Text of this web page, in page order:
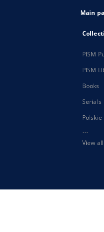
Main
PISM
PISM
Books
Serials
...
View